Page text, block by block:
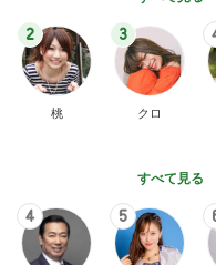
2
桃
3
クロ
すべて見る
4 5